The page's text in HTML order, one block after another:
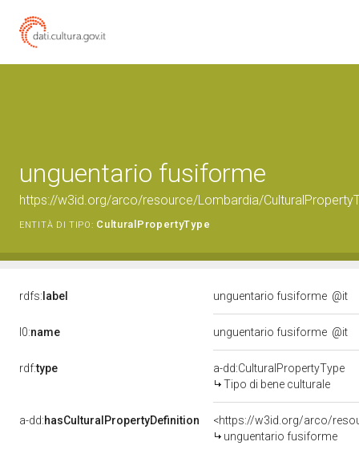
unguentario fusiforme
https://w3id.org/arco/resource/Lombardia/
ENTITÀ DI TIPO: CulturalPropertyType
rdfs: label unguentario fusiforme @it
l0:name unguentario fusiforme @it
rdf:type
a-dd:CulturalPropertyType
Tipo di bene culturale
a-dd:hasCulturalPropertyDefinition
<https://w3id.org/arco/
unguentario fusiforme